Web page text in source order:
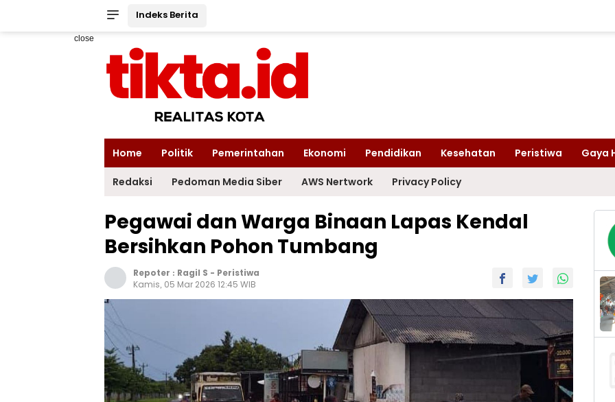
Indeks Berita
close
Home Politik Pemerintahan Ekonomi Pendidikan Kesehatan Peristiwa Gaya
Redaksi Pedoman Media Siber AWS Nertwork Privacy Policy
Pegawai dan Warga Binaan Lapas Kendal
Bersihkan Pohon Tumbang
Repoter : Ragil S - Peristiwa
Kamis, 05 Mar 2026 12:45 WIB